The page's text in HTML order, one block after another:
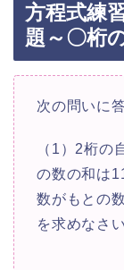
方程式練
題～〇桁
次の問いに
（1）2桁の
の数の和は
数がもとの
を求めなさい